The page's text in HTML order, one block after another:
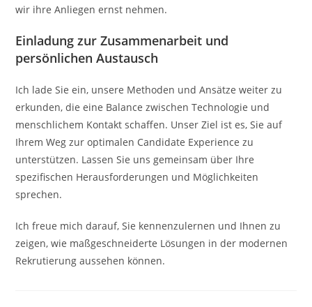
wir ihre Anliegen ernst nehmen.
Einladung zur Zusammenarbeit und
persönlichen Austausch
Ich lade Sie ein, unsere Methoden und Ansätze weiter zu
erkunden, die eine Balance zwischen Technologie und
menschlichem Kontakt schaffen. Unser Ziel ist es, Sie auf
Ihrem Weg zur optimalen Candidate Experience zu
unterstützen. Lassen Sie uns gemeinsam über Ihre
spezifischen Herausforderungen und Möglichkeiten
sprechen.
Ich freue mich darauf, Sie kennenzulernen und Ihnen zu
zeigen, wie maßgeschneiderte Lösungen in der modernen
Rekrutierung aussehen können.